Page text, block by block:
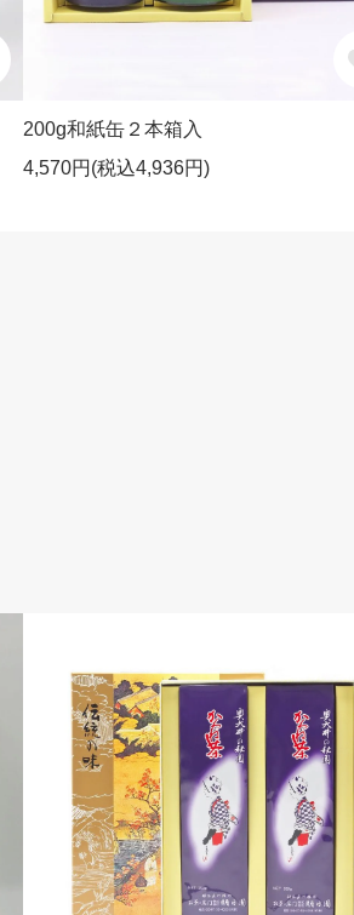
200g和紙缶２本箱入
4,570円(税込4,936円)